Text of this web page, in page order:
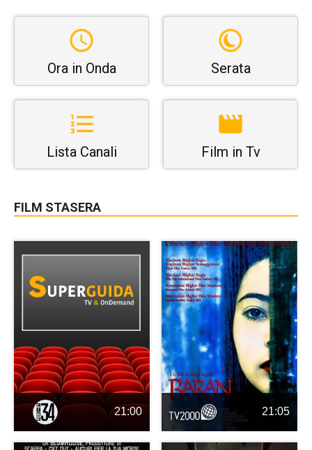
Ora in Onda Serata
Lista Canali Film in Tv
FILM STASERA
21:00 21:05